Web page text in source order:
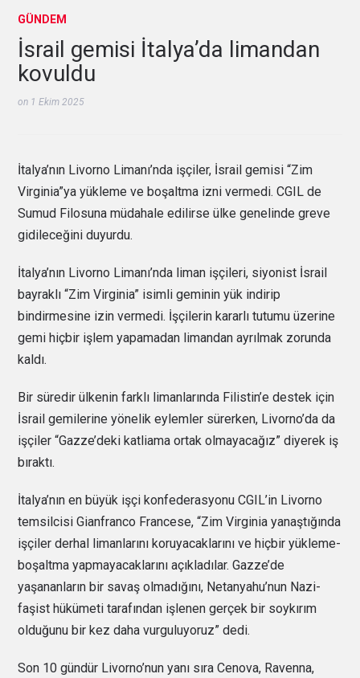
GÜNDEM
İsrail gemisi İtalya’da limandan
kovuldu
on 1 Ekim 2025
İtalya’nın Livorno Limanı’nda işçiler, İsrail gemisi “Zim
Virginia”ya yükleme ve boşaltma izni vermedi. CGIL de
Sumud Filosuna müdahale edilirse ülke genelinde greve
gidileceğini duyurdu.
İtalya’nın Livorno Limanı’nda liman işçileri, siyonist İsrail
bayraklı “Zim Virginia” isimli geminin yük indirip
bindirmesine izin vermedi. İşçilerin kararlı tutumu üzerine
gemi hiçbir işlem yapamadan limandan ayrılmak zorunda
kaldı.
Bir süredir ülkenin farklı limanlarında Filistin’e destek için
İsrail gemilerine yönelik eylemler sürerken, Livorno’da da
işçiler “Gazze’deki katliama ortak olmayacağız” diyerek iş
bıraktı.
İtalya’nın en büyük işçi konfederasyonu CGIL’in Livorno
temsilcisi Gianfranco Francese, “Zim Virginia yanaştığında
işçiler derhal limanlarını koruyacaklarını ve hiçbir yükleme-
boşaltma yapmayacaklarını açıkladılar. Gazze’de
yaşananların bir savaş olmadığını, Netanyahu’nun Nazi-
faşist hükümeti tarafından işlenen gerçek bir soykırım
olduğunu bir kez daha vurguluyoruz” dedi.
Son 10 gündür Livorno’nun yanı sıra Cenova, Ravenna,